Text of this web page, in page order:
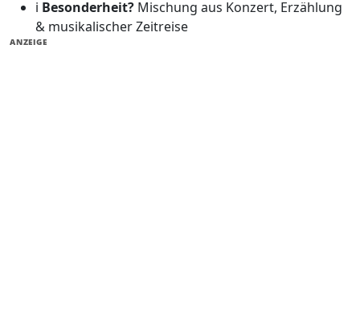
ℹ️ Besonderheit? Mischung aus Konzert, Erzählung
& musikalischer Zeitreise
ANZEIGE